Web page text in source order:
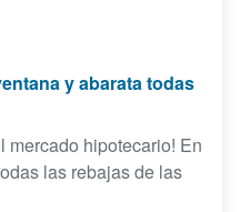
y abarata todas
mercado hipotecario! En
las rebajas de las